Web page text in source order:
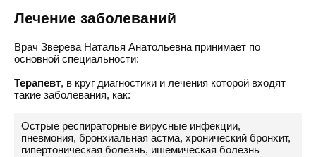
Лечение заболеваний
Врач Зверева Наталья Анатольевна принимает по
основной специальности:
Терапевт, в круг диагностики и лечения которой входят
такие заболевания, как:
Острые респираторные вирусные инфекции,
пневмония, бронхиальная астма, хронический бронхит,
гипертоническая болезнь, ишемическая болезнь